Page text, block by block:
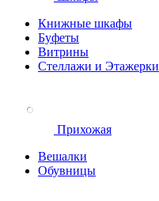
Книжные шкафы
Буфеты
Витрины
Стеллажи и Этажерки
Прихожая
Вешалки
Обувницы